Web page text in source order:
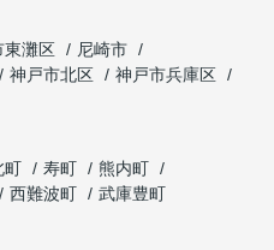
えました。
きに考えられるようにな
本当に良かったと思ってい
したい物件です。」
切に運営してくださること
安心して引き継ぐことがで
る売却となりました。
」の査定だけでなく、新居
金計画についても丁寧に説
駅へのアクセス、阪急西宮
商業施設など、このエリア
東灘区
尼崎市
神戸市北区
神戸市兵庫区
町 寿町
熊内町
西難波町
武庫豊町